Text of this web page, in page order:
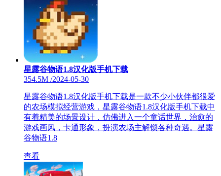
星露谷物语1.8汉化版手机下载
354.5M /2024-05-30
星露谷物语1.8汉化版手机下载是一款不少小伙伴都很爱
的农场模拟经营游戏，星露谷物语1.8汉化版手机下载中
有着精美的场景设计，仿佛进入一个童话世界，治愈的
游戏画风，卡通形象，扮演农场主解锁各种奇遇。星露
谷物语1.8
查看